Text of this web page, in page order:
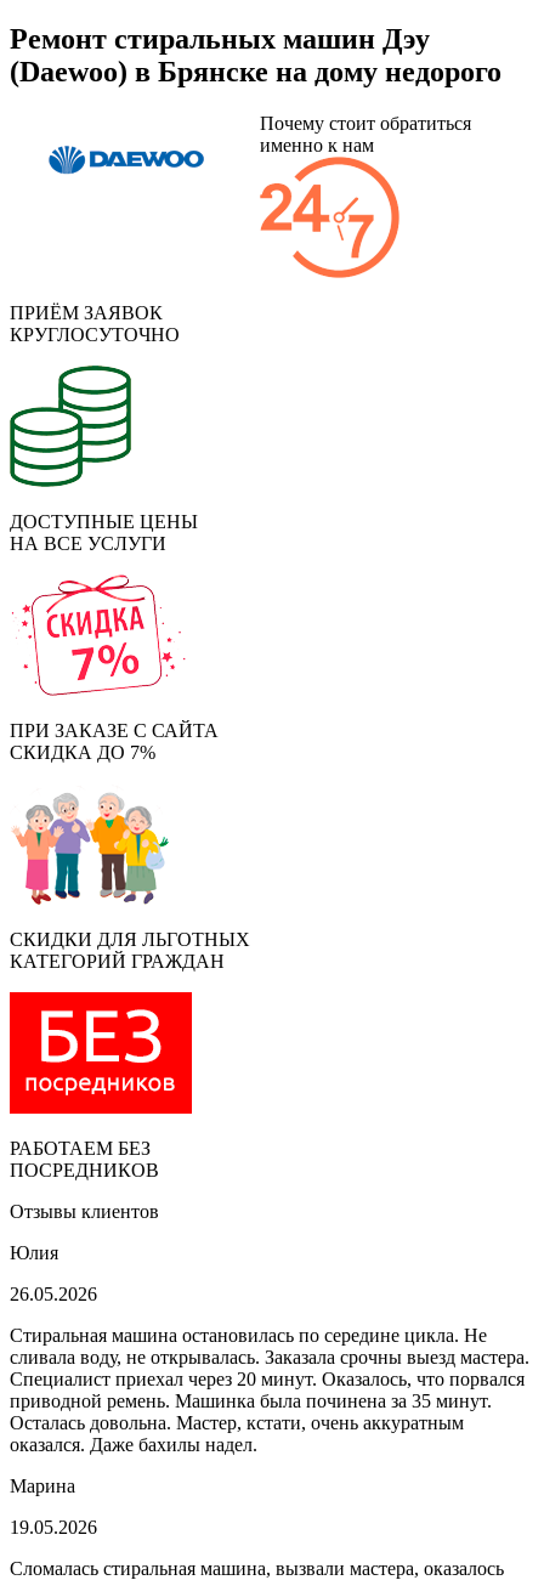
Ремонт стиральных машин Дэу
(Daewoo) в Брянске на дому недорого
Почему стоит обратиться
именно к нам
ПРИЁМ ЗАЯВОК
КРУГЛОСУТОЧНО
ДОСТУПНЫЕ ЦЕНЫ
НА ВСЕ УСЛУГИ
ПРИ ЗАКАЗЕ С САЙТА
СКИДКА ДО 7%
СКИДКИ ДЛЯ ЛЬГОТНЫХ
КАТЕГОРИЙ ГРАЖДАН
РАБОТАЕМ БЕЗ
ПОСРЕДНИКОВ
Отзывы клиентов
Юлия
26.05.2026
Стиральная машина остановилась по середине цикла. Не
сливала воду, не открывалась. Заказала срочны выезд мастера.
Специалист приехал через 20 минут. Оказалось, что порвался
приводной ремень. Машинка была починена за 35 минут.
Осталась довольна. Мастер, кстати, очень аккуратным
оказался. Даже бахилы надел.
Марина
19.05.2026
Сломалась стиральная машина, вызвали мастера, оказалось